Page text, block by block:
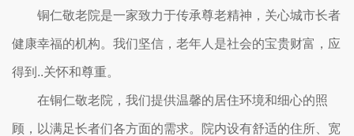
铜仁敬老院是一家致力于传承尊老精神，关心城市长者
健康幸福的机构。我们坚信，老年人是社会的宝贵财富，应
得到..关怀和尊重。
在铜仁敬老院，我们提供温馨的居住环境和细心的照
顾，以满足长者们各方面的需求。院内设有舒适的住所、宽